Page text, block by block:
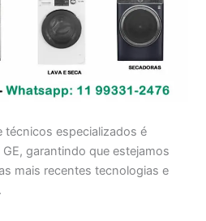
técnicos especializados é
garantindo que estejamos
mais recentes tecnologias e